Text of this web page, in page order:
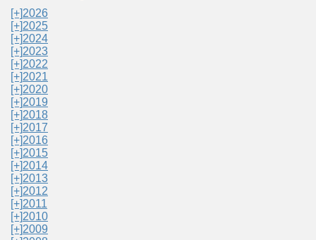
[+]2026
[+]2025
[+]2024
[+]2023
[+]2022
[+]2021
[+]2020
[+]2019
[+]2018
[+]2017
[+]2016
[+]2015
[+]2014
[+]2013
[+]2012
[+]2011
[+]2010
[+]2009